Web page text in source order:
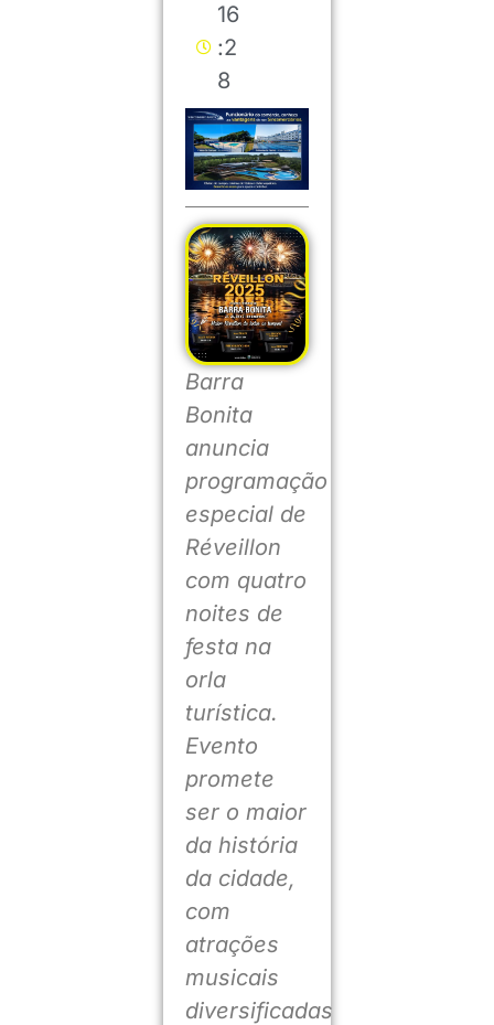
16
:2
8
Barra
Bonita
anuncia
programação
especial de
Réveillon
com quatro
noites de
festa na
orla
turística.
Evento
promete
ser o maior
da história
da cidade,
com
atrações
musicais
diversificadas